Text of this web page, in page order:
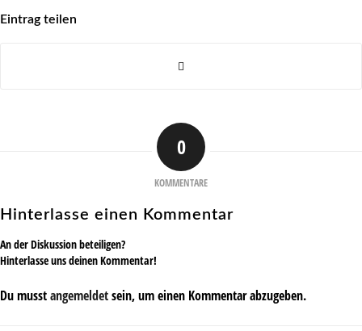
Eintrag teilen
0
KOMMENTARE
Hinterlasse einen Kommentar
An der Diskussion beteiligen?
Hinterlasse uns deinen Kommentar!
Du musstangemeldetsein, um einen Kommentar abzugeben.